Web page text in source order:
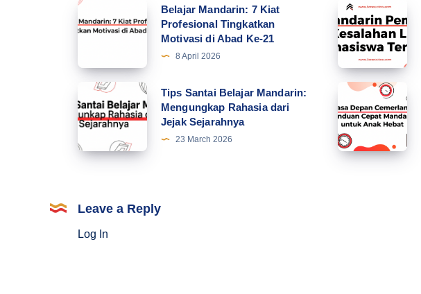
Belajar
Mandarin:
Kiat
Profesional
Tingkatkan
Motivasi
di
Belajar Mandarin: 7 Kiat
Profesional Tingkatkan
Motivasi di Abad Ke-21
8 April 2026
Mandarin
Pemula:
5
Kesalahan
Lucu
Mahasiswa
Terbaru
Tips
Santai
Belajar
Mandarin:
dari
Tips Santai Belajar Mandarin:
Mengungkap Rahasia dari
Jejak Sejarahnya
23 March 2026
Masa
Depan
Cemerlang:
Panduan
Leave a Reply
Log In